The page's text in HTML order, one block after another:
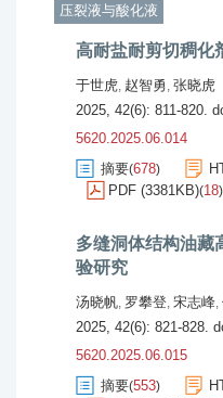
压裂液与酸化液
高耐盐耐剪切稠化
于世虎, 赵智勇, 张晓虎
2025, 42(6): 811-820.
5620.2025.06.014
摘要(678)
PDF (3381KB)(18)
多缝洞体结构油藏
验研究
汤晓帆, 罗攀登, 宋志峰,
2025, 42(6): 821-828.
5620.2025.06.015
摘要(553)